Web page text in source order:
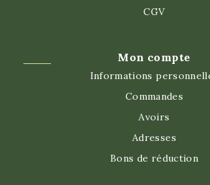
CGV
Mon compte
Informations
Commandes
Avoirs
Adresses
Bons de réduction